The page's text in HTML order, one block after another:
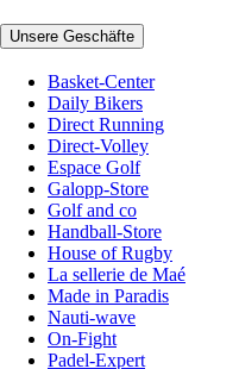
Unsere Geschäfte
Basket-Center
Daily Bikers
Direct Running
Direct-Volley
Espace Golf
Galopp-Store
Golf and co
Handball-Store
House of Rugby
La sellerie de Maé
Made in Paradis
Nauti-wave
On-Fight
Padel-Expert